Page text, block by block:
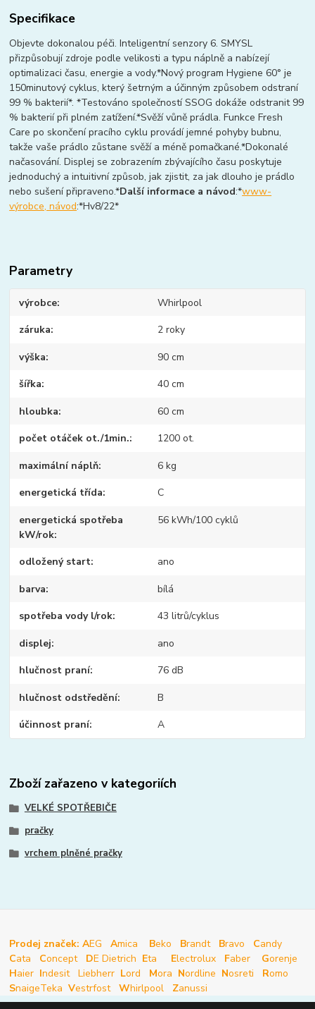
Specifikace
Objevte dokonalou péči. Inteligentní senzory 6. SMYSL
přizpůsobují zdroje podle velikosti a typu náplně a nabízejí
optimalizaci času, energie a vody.*Nový program Hygiene 60° je
150minutový cyklus, který šetrným a účinným způsobem odstraní
99 % bakterií*. *Testováno společností SSOG dokáže odstranit 99
% bakterií při plném zatížení.*Svěží vůně prádla. Funkce Fresh
Care po skončení pracího cyklu provádí jemné pohyby bubnu,
takže vaše prádlo zůstane svěží a méně pomačkané.*Dokonalé
načasování. Displej se zobrazením zbývajícího času poskytuje
jednoduchý a intuitivní způsob, jak zjistit, za jak dlouho je prádlo
nebo sušení připraveno.*Další informace a návod:*www-
výrobce, návod:*Hv8/22*
Parametry
výrobce Whirlpool
záruka 2 roky
výška 90 cm
šířka 40 cm
hloubka 60 cm
počet otáček ot./1min. 1200 ot.
maximální náplň 6 kg
energetická třída C
energetická spotřeba
kW/rok
56 kWh/100 cyklů
odložený start ano
barva bílá
spotřeba vody l/rok 43 litrů/cyklus
displej ano
hlučnost praní 76 dB
hlučnost odstředění B
účinnost praní A
Zboží zařazeno v kategoriích
VELKÉ SPOTŘEBIČE
pračky
vrchem plněné pračky
Prodej značek: AEG Amica Beko Brandt Bravo Candy
Cata Concept DE Dietrich Eta Electrolux Faber Gorenje
Haier Indesit Liebherr Lord Mora Nordline Nosreti Romo
SnaigeTeka Vestrfost Whirlpool Zanussi